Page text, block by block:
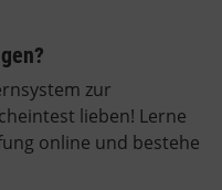
zur
lieben! Lerne
online und bestehe